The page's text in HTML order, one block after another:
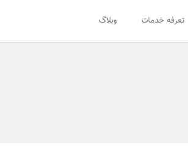
تعرفه خدمات وبلاگ